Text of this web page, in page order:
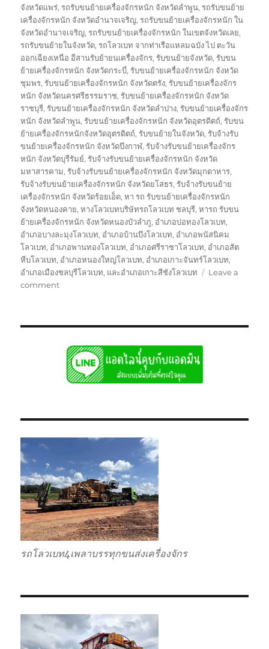
จังหวัดแพร่,รถรับขนย้ายเครื่องจักรหนัก จังหวัดลำพูน,รถรับขนย้าย
เครื่องจักรหนัก จังหวัดอำนาจเจริญ,รถรับขนย้ายเครื่องจักรหนัก ใน
จังหวัดอำนาจเจริญ,รถรับขนย้ายเครื่องจักรหนัก ในเขตจังหวัดเลย,
รถรับขนย้ายในจังหวัด,รถโลวเบท จากท่าเรือแหลมฉบัง ไป ตะวัน
ออกเฉียงเหนือ อีสานรับย้ายนเครื่องจักร,รับขนย้ายจังหวัด,รับขน
ย้ายเครื่องจักรหนัก จังหวัดกระบี่,รับขนย้ายเครื่องจักรหนัก จังหวัด
ชุมพร,รับขนย้ายเครื่องจักรหนัก จังหวัดตรัง,รับขนย้ายเครื่องจักร
หนัก จังหวัดนครศรีธรรมราช,รับขนย้ายเครื่องจักรหนัก จังหวัด
ราชบุรี,รับขนย้ายเครื่องจักรหนัก จังหวัดลำปาง,รับขนย้ายเครื่องจักร
หนัก จังหวัดลำพูน,รับขนย้ายเครื่องจักรหนัก จังหวัดอุตรดิตถ์,รับขน
ย้ายเครื่องจักรหนักจังหวัดอุตรดิตถ์,รับขนย้ายในจังหวัด,รับจ้างรับ
ขนย้ายเครื่องจักรหนัก จังหวัดบึงกาฬ,รับจ้างรับขนย้ายเครื่องจักร
หนัก จังหวัดบุรีรัมย์,รับจ้างรับขนย้ายเครื่องจักรหนัก จังหวัด
มหาสารคาม,รับจ้างรับขนย้ายเครื่องจักรหนัก จังหวัดมุกดาหาร,
รับจ้างรับขนย้ายเครื่องจักรหนัก จังหวัดยโสธร,รับจ้างรับขนย้าย
เครื่องจักรหนัก จังหวัดร้อยเอ็ด,หา รถ รับขนย้ายเครื่องจักรหนัก
จังหวัดหนองคาย,หางโลวเบทบริษัทรถโลวเบท ชลบุรี,หารถ รับขน
ย้ายเครื่องจักรหนัก จังหวัดหนองบัวลำภู, อำเภอบ่อทองโลวเบท,
อำเภอบางละมุงโลวเบท, อำเภอบ้านบึงโลวเบท, อำเภอพนัสนิคม
โลวเบท, อำเภอพานทองโลวเบท, อำเภอศรีราชาโลวเบท, อำเภอสัต
หีบโลวเบท, อำเภอหนองใหญ่โลวเบท, อำเภอเกาะจันทร์โลวเบท,
อำเภอเมืองชลบุรีโลวเบท, และอำเภอเกาะสีชังโลวเบท
Leave a
commenton
บรรทุก
รับ
ส่ง
กลับ
รวม
รถโลวเบท4เพลาบรรทุกขนส่งเครื่องจักร